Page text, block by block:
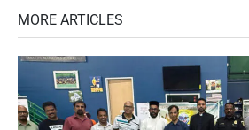
MORE ARTICLES